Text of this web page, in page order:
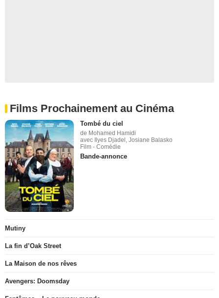
Films Prochainement au Cinéma
Tombé du ciel
de Mohamed Hamidi
avec Ilyes Djadel, Josiane Balasko
Film - Comédie
Bande-annonce
Mutiny
La fin d’Oak Street
La Maison de nos rêves
Avengers: Doomsday